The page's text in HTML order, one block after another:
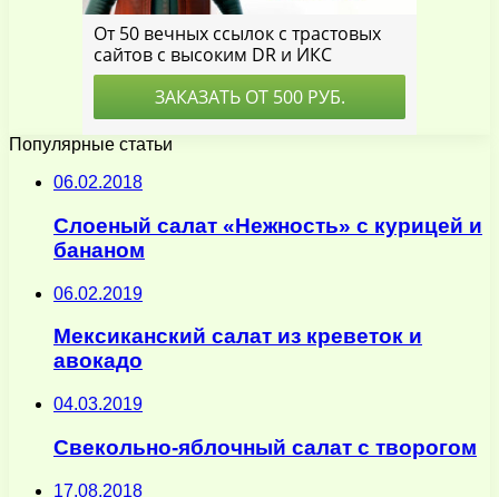
Популярные статьи
06.02.2018
Слоеный салат «Нежность» с курицей и
бананом
06.02.2019
Мексиканский салат из креветок и
авокадо
04.03.2019
Свекольно-яблочный салат с творогом
17.08.2018